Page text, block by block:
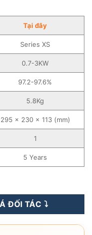
Tại đây
Series XS
0.7-3KW
97.2-97.6%
5.8Kg
295 × 230 × 113 (mm)
1
5 Years
Tần Hòa Lưới -
ĐỐI TÁC ⤵️